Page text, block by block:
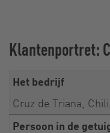
Klantenportret:
Het bedrijf
Cruz de Triana, Chili
Persoon in de